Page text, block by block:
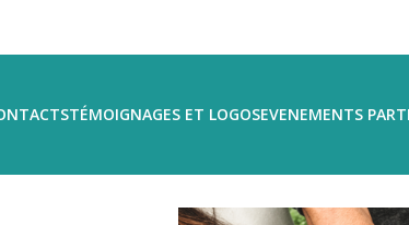
TÉMOIGNAGES ET LOGOSEVENEMENTS